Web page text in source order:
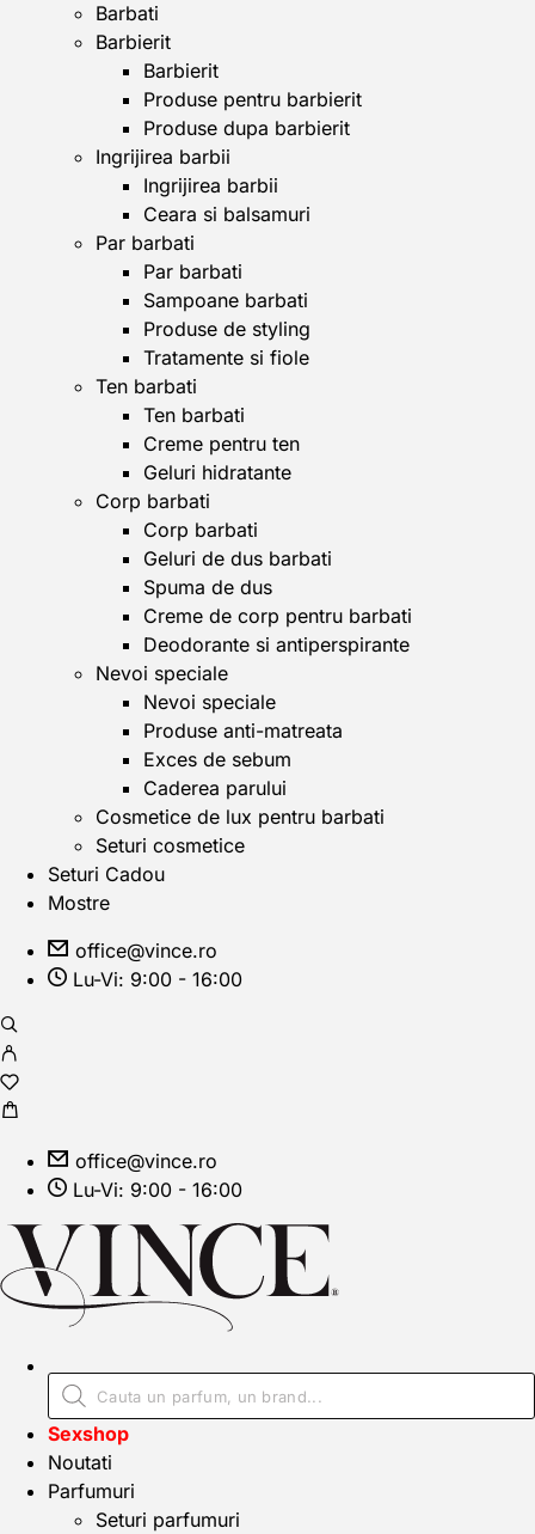
Barbati
Barbierit
Barbierit
Produse pentru barbierit
Produse dupa barbierit
Ingrijirea barbii
Ingrijirea barbii
Ceara si balsamuri
Par barbati
Par barbati
Sampoane barbati
Produse de styling
Tratamente si fiole
Ten barbati
Ten barbati
Creme pentru ten
Geluri hidratante
Corp barbati
Corp barbati
Geluri de dus barbati
Spuma de dus
Creme de corp pentru barbati
Deodorante si antiperspirante
Nevoi speciale
Nevoi speciale
Produse anti-matreata
Exces de sebum
Caderea parului
Cosmetice de lux pentru barbati
Seturi cosmetice
Seturi Cadou
Mostre
office@vince.ro
Lu-Vi: 9:00 - 16:00
office@vince.ro
Lu-Vi: 9:00 - 16:00
Sexshop
Noutati
Parfumuri
Seturi parfumuri